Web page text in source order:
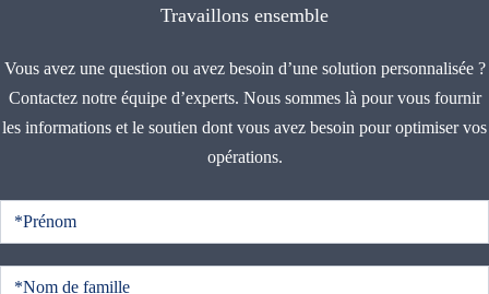
Travaillons ensemble
Vous avez une question ou avez besoin d’une solution personnalisée ?
Contactez notre équipe d’experts. Nous sommes là pour vous fournir
les informations et le soutien dont vous avez besoin pour optimiser vos
opérations.
o